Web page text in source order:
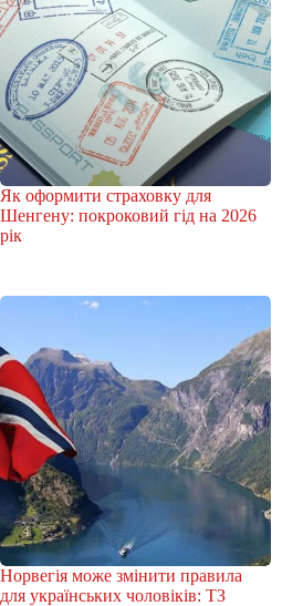
Як оформити страховку для
Шенгену: покроковий гід на 2026
рік
Норвегія може змінити правила
для українських чоловіків: ТЗ